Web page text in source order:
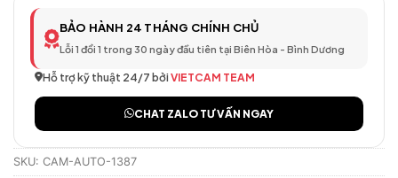
BẢO HÀNH 24 THÁNG CHÍNH CHỦ
Lỗi 1 đổi 1 trong 30 ngày đầu tiên tại Biên Hòa - Bình Dương
Hỗ trợ kỹ thuật 24/7 bởi VIETCAM TEAM
CHAT ZALO TƯ VẤN NGAY
SKU: CAM-AUTO-1387